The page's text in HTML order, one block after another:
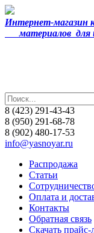
Интернет-магазин
материалов для
8 (423) 291-43-43
8 (950) 291-68-78
8 (902) 480-17-53
info@yasnoyar.ru
Распродажа
Статьи
Оплата и
Контакты
Обратная связь
Скачать прайс-